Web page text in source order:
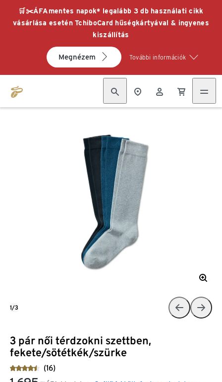
🛒✂️ÁFAmentes napok* legalább 3 db használati cikk
vásárlása esetén TchiboCard hűségkártyával & ingyenes
kiszállítás
Megnézem További információk
3 pár női térdzokni szettben,
fekete/sötétkék/szürke
(16)
1/3